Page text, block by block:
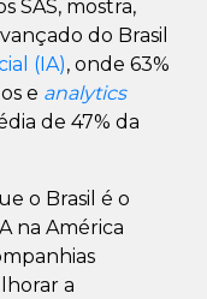
SAS, mostra,
do Brasil
(IA), onde 63%
e analytics
de 47% da
o Brasil é o
na América
a